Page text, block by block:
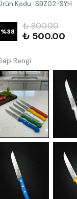
Kodu: SBZ02-SYH
%38
₺ 800.00
₺ 500.00
Rengi